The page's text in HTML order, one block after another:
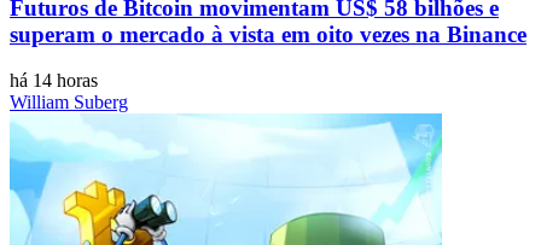
Futuros de Bitcoin movimentam US$ 58 bilhões e
superam o mercado à vista em oito vezes na Binance
há 14 horas
William Suberg